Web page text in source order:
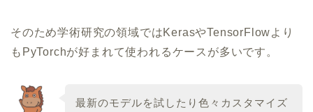
そのため学術研究の領域ではKerasやTensorFlowより
もPyTorchが好まれて使われるケースが多いです。
最新のモデルを試したり色々カスタマイズ